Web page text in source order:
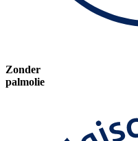
Zonder
palmolie